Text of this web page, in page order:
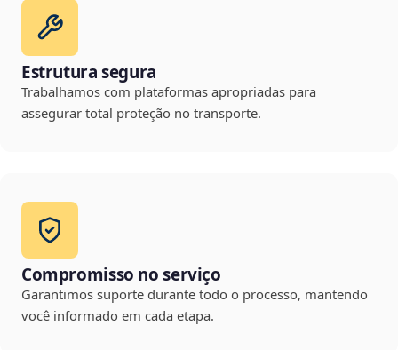
Estrutura segura
Trabalhamos com plataformas apropriadas para
assegurar total proteção no transporte.
Compromisso no serviço
Garantimos suporte durante todo o processo, mantendo
você informado em cada etapa.